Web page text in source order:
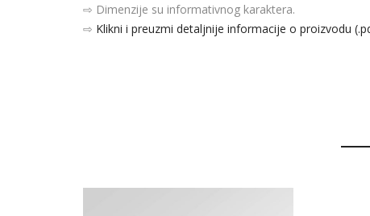
⇨ Dimenzije su informativnog karaktera.
⇨ Klikni i preuzmi detaljnije informacije o proizvodu